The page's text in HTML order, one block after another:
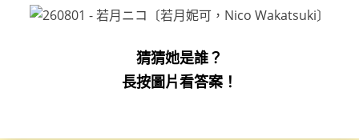
猜猜她是誰？
長按圖片看答案！